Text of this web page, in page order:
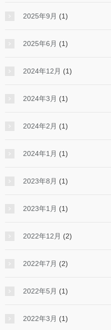
2025年9月 (1)
2025年6月 (1)
2024年12月 (1)
2024年3月 (1)
2024年2月 (1)
2024年1月 (1)
2023年8月 (1)
2023年1月 (1)
2022年12月 (2)
2022年7月 (2)
2022年5月 (1)
2022年3月 (1)